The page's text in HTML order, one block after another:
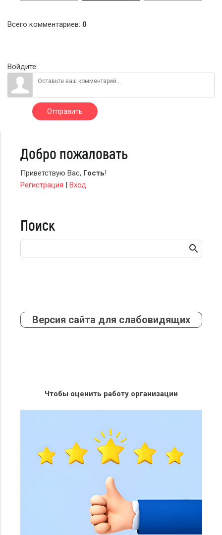
Всего комментариев: 0
Войдите:
Отправить
Добро пожаловать
Приветствую Вас, Гость!
Регистрация | Вход
Поиск
Версия сайта для слабовидящих
Чтобы оценить работу организации